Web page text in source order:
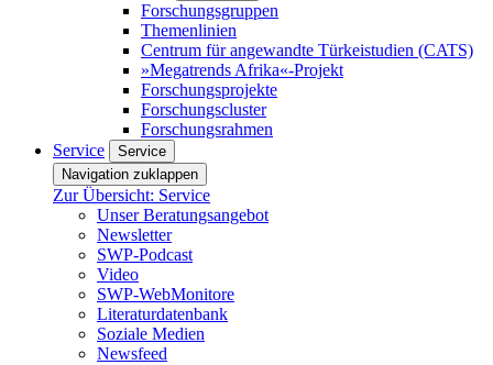
Forschungsgruppen
Themenlinien
Centrum für angewandte Türkeistudien (CATS)
»Megatrends Afrika«-Projekt
Forschungsprojekte
Forschungscluster
Forschungsrahmen
Service
Service
Navigation zuklappen
Zur Übersicht: Service
Unser Beratungsangebot
Newsletter
SWP-Podcast
Video
SWP-WebMonitore
Literaturdatenbank
Soziale Medien
Newsfeed